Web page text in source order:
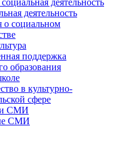
деятельность
деятельность
о социальном
поддержка
образования
в культурно-
сфере
и СМИ
СМИ